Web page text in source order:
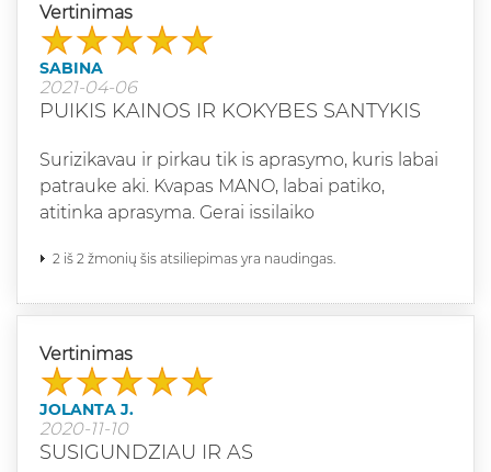
Vertinimas
SABINA
2021-04-06
PUIKIS KAINOS IR KOKYBES SANTYKIS
Surizikavau ir pirkau tik is aprasymo, kuris labai
patrauke aki. Kvapas MANO, labai patiko,
atitinka aprasyma. Gerai issilaiko
2 iš 2 žmonių šis atsiliepimas yra naudingas.
Vertinimas
JOLANTA J.
2020-11-10
SUSIGUNDZIAU IR AS